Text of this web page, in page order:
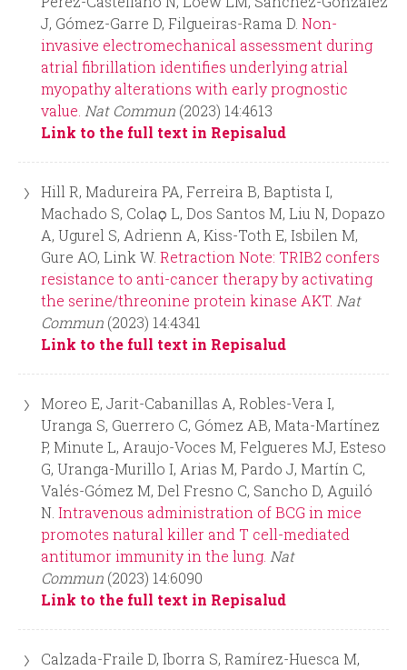
J, Gómez-Garre D, Filgueiras-Rama D. Non-
invasive electromechanical assessment during
atrial fibrillation identifies underlying atrial
myopathy alterations with early prognostic
value. Nat Commun (2023) 14:4613
Link to the full text in Repisalud
Hill R, Madureira PA, Ferreira B, Baptista I,
Machado S, Colaҫo L, Dos Santos M, Liu N, Dopazo
A, Ugurel S, Adrienn A, Kiss-Toth E, Isbilen M,
Gure AO, Link W. Retraction Note: TRIB2 confers
resistance to anti-cancer therapy by activating
the serine/threonine protein kinase AKT. Nat
Commun (2023) 14:4341
Link to the full text in Repisalud
Moreo E, Jarit-Cabanillas A, Robles-Vera I,
Uranga S, Guerrero C, Gómez AB, Mata-Martínez
P, Minute L, Araujo-Voces M, Felgueres MJ, Esteso
G, Uranga-Murillo I, Arias M, Pardo J, Martín C,
Valés-Gómez M, Del Fresno C, Sancho D, Aguiló
N. Intravenous administration of BCG in mice
promotes natural killer and T cell-mediated
antitumor immunity in the lung. Nat
Commun (2023) 14:6090
Link to the full text in Repisalud
Calzada-Fraile D, Iborra S, Ramírez-Huesca M,